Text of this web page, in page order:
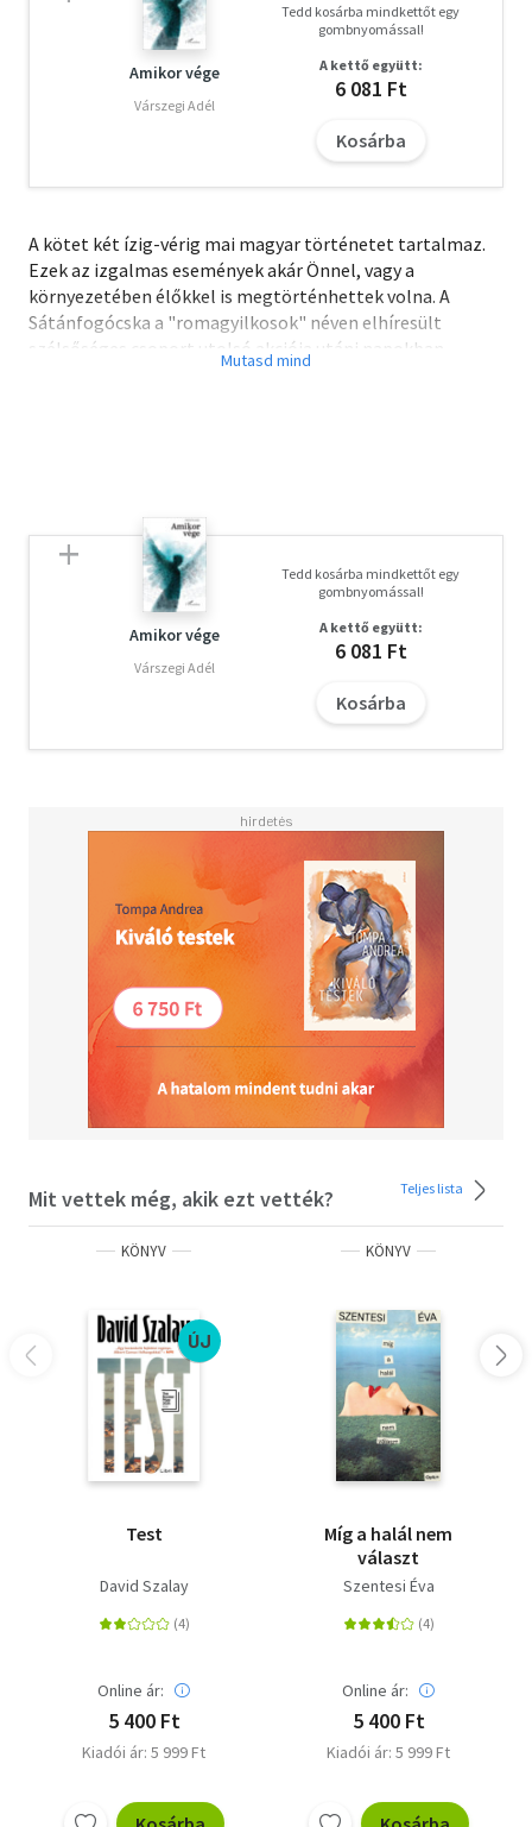
Amikor vége
Várszegi Adél
Tedd kosárba mindkettőt egy
gombnyomással!
A kettő együtt:
6 081 Ft
Kosárba
A kötet két ízig-vérig mai magyar történetet tartalmaz.
Ezek az izgalmas események akár Önnel, vagy a
környezetében élőkkel is megtörténhettek volna. A
Sátánfogócska a "romagyilkosok" néven elhíresült
szélsőséges csoport utolsó akciója utáni napokban
játszódik. Péter és titkos szerelme egy sötét színű
Emiatt azonban majdnem végzetessé váló kalandokba
keveredik.
Amikor vége
Várszegi Adél
Tedd kosárba mindkettőt egy
gombnyomással!
A kettő együtt:
6 081 Ft
Kosárba
Mit vettek még, akik ezt vették? Teljes lista
KÖNYV
ÚJ
Test
David Szalay
Online ár:
5 400 Ft
Kiadói ár: 5 999 Ft
KÖNYV
Míg a halál nem
választ
Szentesi Éva
Online ár:
5 400 Ft
Kiadói ár: 5 999 Ft